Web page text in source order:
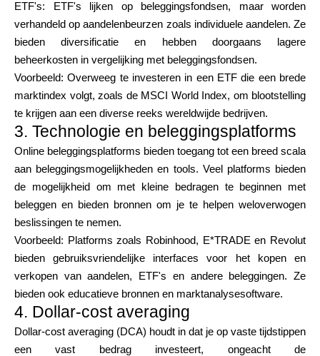
ETF's: ETF's lijken op beleggingsfondsen, maar worden
verhandeld op aandelenbeurzen zoals individuele aandelen. Ze
bieden diversificatie en hebben doorgaans lagere
beheerkosten in vergelijking met beleggingsfondsen.
Voorbeeld: Overweeg te investeren in een ETF die een brede
marktindex volgt, zoals de MSCI World Index, om blootstelling
te krijgen aan een diverse reeks wereldwijde bedrijven.
3. Technologie en beleggingsplatforms
Online beleggingsplatforms bieden toegang tot een breed scala
aan beleggingsmogelijkheden en tools. Veel platforms bieden
de mogelijkheid om met kleine bedragen te beginnen met
beleggen en bieden bronnen om je te helpen weloverwogen
beslissingen te nemen.
Voorbeeld: Platforms zoals Robinhood, E*TRADE en Revolut
bieden gebruiksvriendelijke interfaces voor het kopen en
verkopen van aandelen, ETF's en andere beleggingen. Ze
bieden ook educatieve bronnen en marktanalysesoftware.
4. Dollar-cost averaging
Dollar-cost averaging (DCA) houdt in dat je op vaste tijdstippen
een vast bedrag investeert, ongeacht de